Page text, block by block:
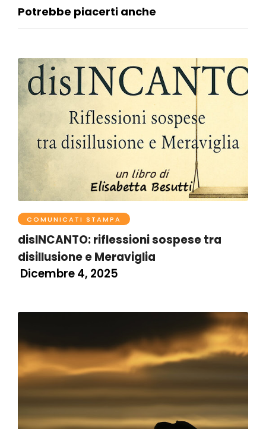
Potrebbe piacerti anche
COMUNICATI STAMPA
disINCANTO: riflessioni sospese tra
disillusione e Meraviglia
Dicembre 4, 2025